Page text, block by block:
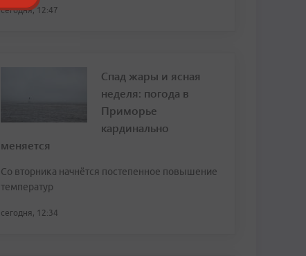
сегодня, 12:47
Спад жары и ясная
неделя: погода в
Приморье
кардинально
меняется
Со вторника начнётся постепенное повышение
температур
сегодня, 12:34